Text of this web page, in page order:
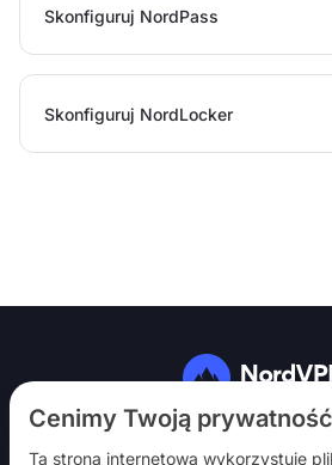
Cenimy Twoją prywatność
Ta strona internetowa wykorzystuje
Skonfiguruj NordPass
Skonfiguruj NordLocker
Obserwuj nas